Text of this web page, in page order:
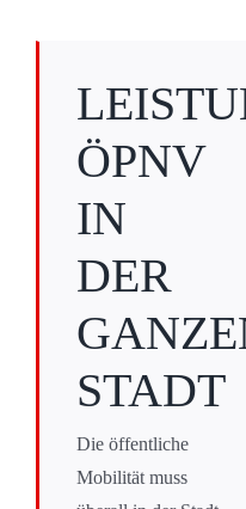
ÖPNV
IN
DER
STADT
Die öffentliche
Mobilität muss